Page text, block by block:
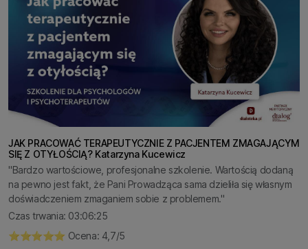
JAK PRACOWAĆ TERAPEUTYCZNIE Z PACJENTEM ZMAGAJĄCYM
SIĘ Z OTYŁOŚCIĄ? Katarzyna Kucewicz
"Bardzo wartościowe, profesjonalne szkolenie. Wartością dodaną
na pewno jest fakt, że Pani Prowadząca sama dzieliła się własnym
doświadczeniem zmaganiem sobie z problemem."
Czas trwania: 03:06:25
⭐️⭐️⭐️⭐️⭐️ Ocena: 4,7/5